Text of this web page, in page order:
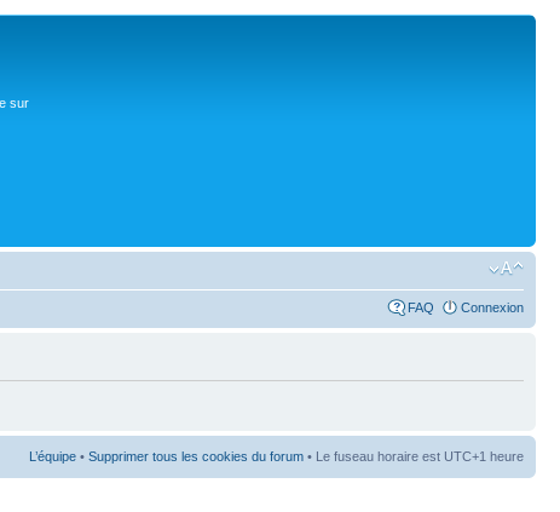
sur
FAQ Connexion
L’équipe • Supprimer tous les cookies du forum • Le fuseau horaire est UTC+1 heure